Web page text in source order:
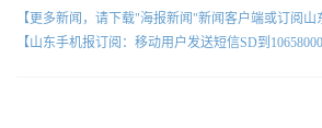
【更多新闻，请下载"海报新闻"新闻客户端或订阅山
【山东手机报订阅：移动用户发送短信SD到10658000